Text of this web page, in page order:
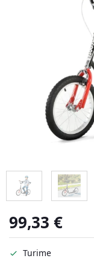
99,33 €
Turime